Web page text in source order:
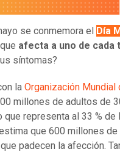
se conmemora el Día
afecta a uno de cada
síntomas?
la Organización Mundial
millones de adultos de
que representa al 33 %
que 600 millones
padecen la afección.